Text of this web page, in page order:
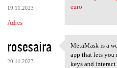
19.11.2023
Adres
euro
rosesaira
20.11.2023
MetaMask is
MetaMask is a
app that lets you
keys and